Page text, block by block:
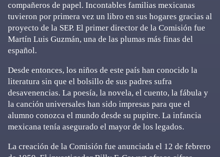
compañeros de papel. Incontables familias mexicanas
tuvieron por primera vez un libro en sus hogares gracias al
proyecto de la SEP. El primer director de la Comisión fue
Martín Luis Guzmán, una de las plumas más finas del
español.
Desde entonces, los niños de este país han conocido la
literatura sin que el bolsillo de sus padres sufra
desavenencias. La poesía, la novela, el cuento, la fábula y
la canción universales han sido impresas para que el
alumno conozca el mundo desde su pupitre. La infancia
mexicana tenía asegurado el mayor de los legados.
La creación de la Comisión fue anunciada el 12 de febrero